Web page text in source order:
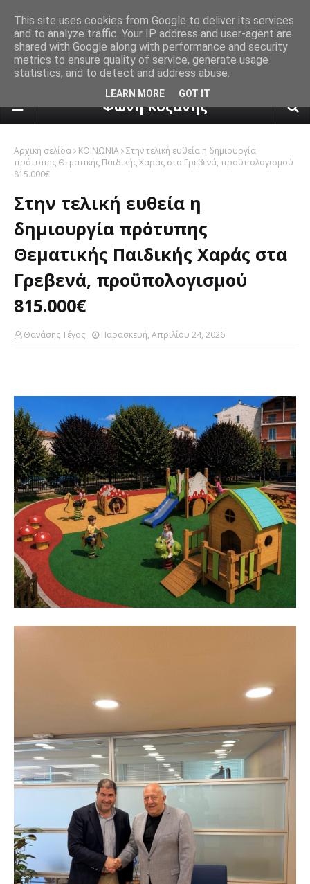
πρόγνωση καιρού από το
Φωνή Κοζάνης
Αρχική σελίδα ΚΟΙΝΩΝΙΑ Στην τελική ευθεία η δημιουργία
πρότυπης Θεματικής Παιδικής Χαράς στα Γρεβενά, προϋπολογισμού
815.000€
Στην τελική ευθεία η
δημιουργία πρότυπης
Θεματικής Παιδικής Χαράς στα
Γρεβενά, προϋπολογισμού
815.000€
Θανάσης Τέγος Παρασκευή, Απριλίου 24, 2026
This site uses cookies from Google to deliver its services
and to analyze traffic. Your IP address and user-agent are
shared with Google along with performance and security
metrics to ensure quality of service, generate usage
statistics, and to detect and address abuse.
LEARN MORE GOT IT